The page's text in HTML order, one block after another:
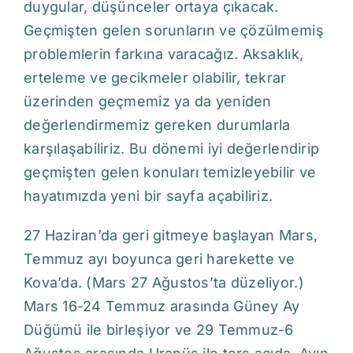
duygular, düşünceler ortaya çıkacak.
Geçmişten gelen sorunların ve çözülmemiş
problemlerin farkına varacağız. Aksaklık,
erteleme ve gecikmeler olabilir, tekrar
üzerinden geçmemiz ya da yeniden
değerlendirmemiz gereken durumlarla
karşılaşabiliriz. Bu dönemi iyi değerlendirip
geçmişten gelen konuları temizleyebilir ve
hayatımızda yeni bir sayfa açabiliriz.
27 Haziran’da geri gitmeye başlayan Mars,
Temmuz ayı boyunca geri harekette ve
Kova’da. (Mars 27 Ağustos’ta düzeliyor.)
Mars 16-24 Temmuz arasında Güney Ay
Düğümü ile birleşiyor ve 29 Temmuz-6